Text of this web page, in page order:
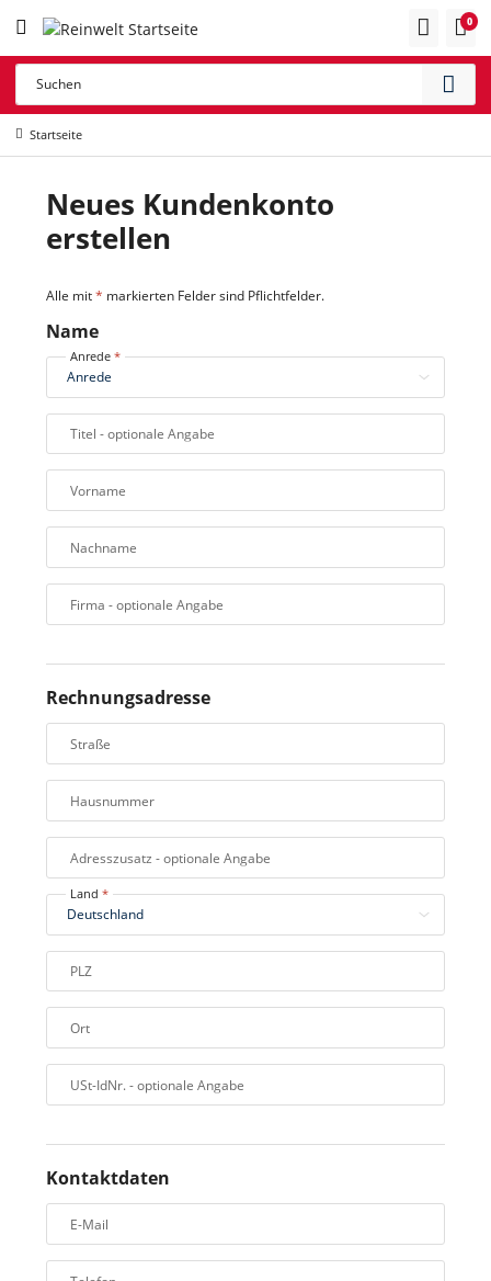
0
Startseite
Neues Kundenkonto
erstellen
Alle mit* markierten Felder sind Pflichtfelder.
Name
Anrede
Titel - optionale Angabe
Vorname
Nachname
Firma - optionale Angabe
Rechnungsadresse
Straße
Hausnummer
Adresszusatz - optionale Angabe
Land
PLZ
Ort
USt-IdNr.- optionale Angabe
Kontaktdaten
E-Mail